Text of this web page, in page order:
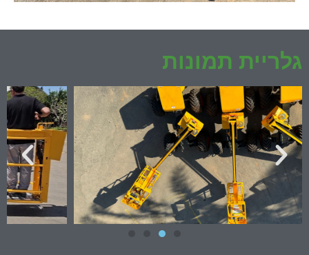
גלריית תמונות